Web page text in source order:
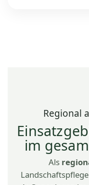
Regional
im
Als